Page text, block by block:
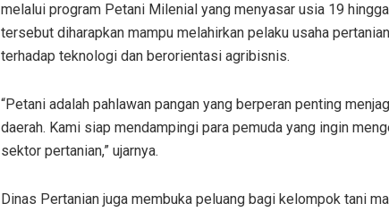
melalui program Petani Milenial yang menyasar usia 19
tersebut diharapkan mampu melahirkan pelaku usaha
terhadap teknologi dan berorientasi agribisnis.
“Petani adalah pahlawan pangan yang berperan penting
daerah. Kami siap mendampingi para pemuda yang ingin
sektor pertanian,” ujarnya.
Dinas Pertanian juga membuka peluang bagi kelompok tani